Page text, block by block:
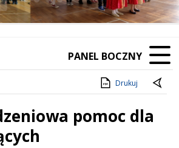
Element
PANEL BOCZNY
Drukuj
pomoc dla